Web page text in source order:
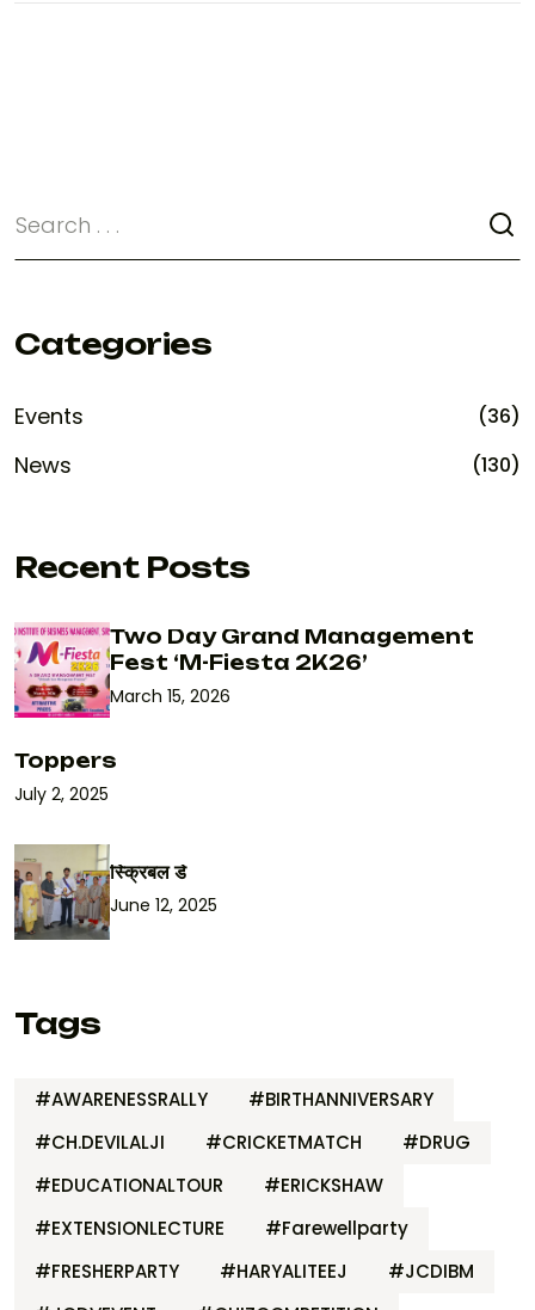
Categories
Events (36)
News (130)
Recent Posts
Two Day Grand Management
Fest ‘M-Fiesta 2K26’
March 15, 2026
Toppers
July 2, 2025
स्क्रिबल डे
June 12, 2025
Tags
#AWARENESSRALLY
#BIRTHANNIVERSARY
#CH.DEVILALJI
#CRICKETMATCH
#DRUG
#EDUCATIONALTOUR
#ERICKSHAW
#EXTENSIONLECTURE
#Farewellparty
#FRESHERPARTY
#HARYALITEEJ
#JCDIBM